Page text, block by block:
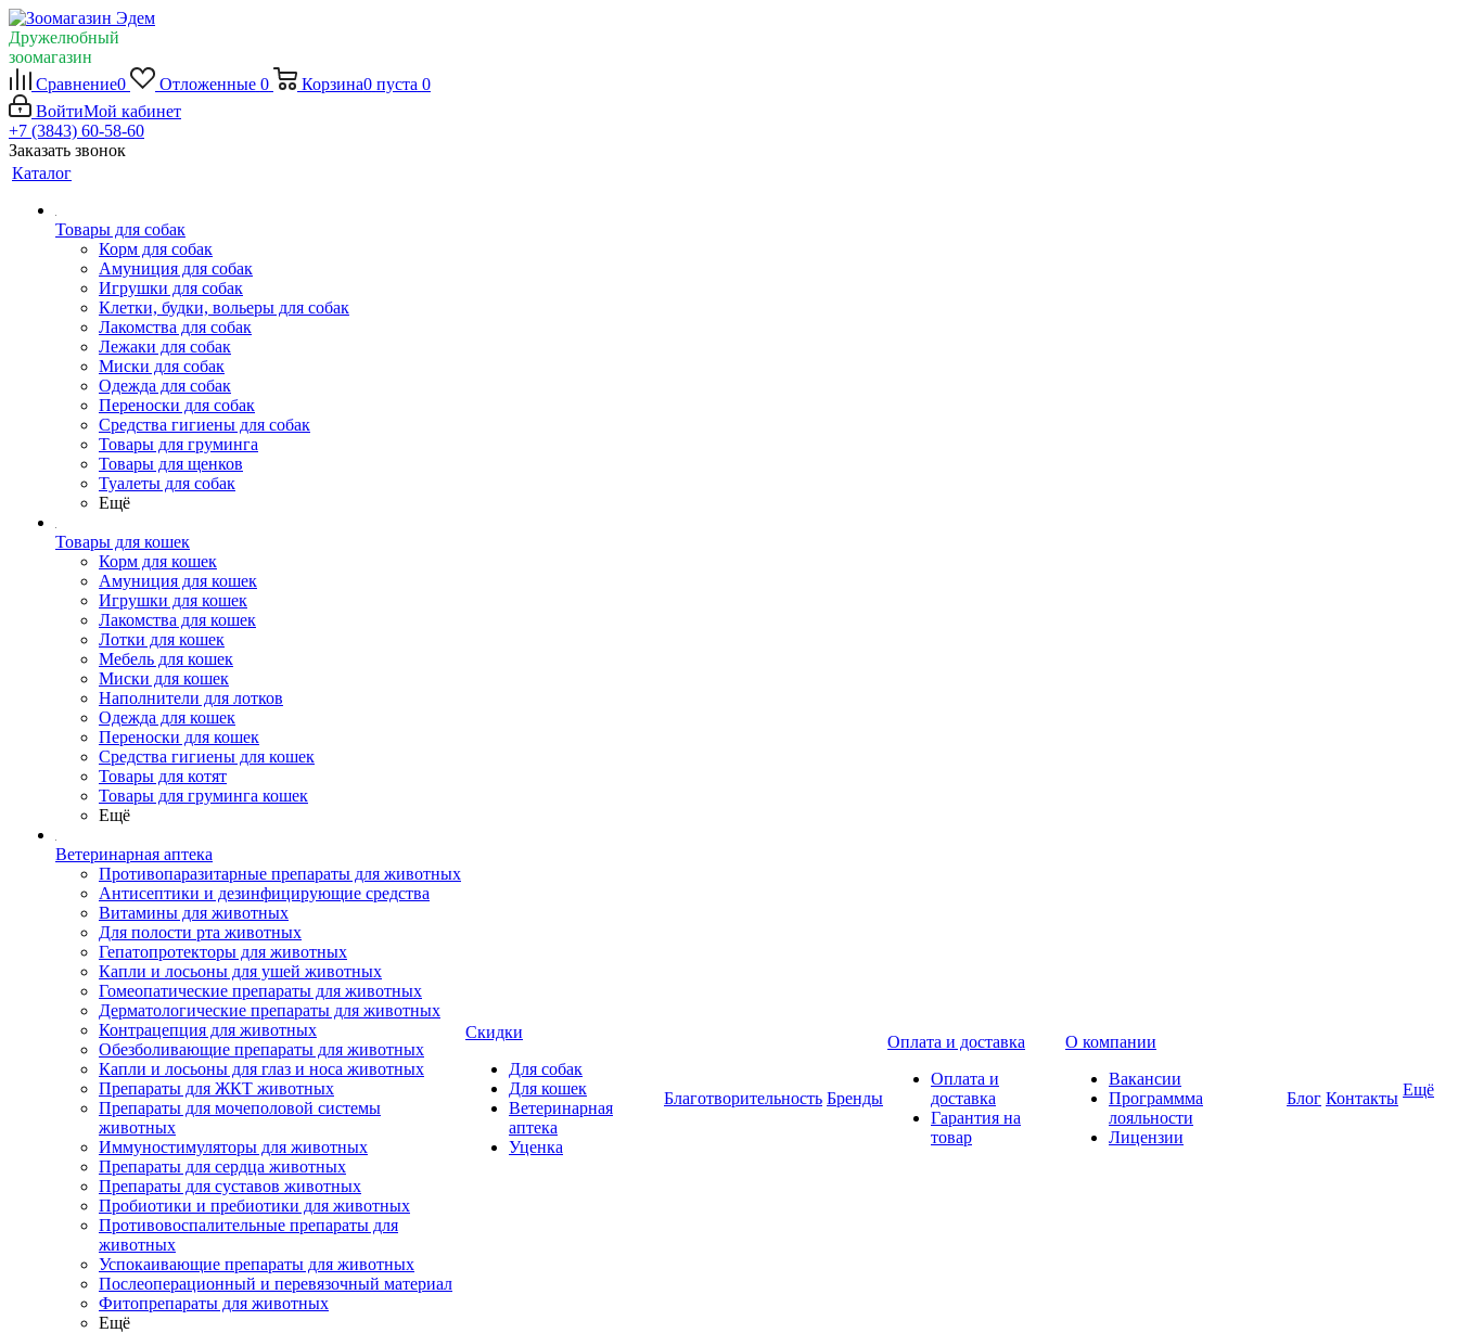
Дружелюбный
зоомагазин
Сравнение0 Отложенные 0 Корзина0 пуста 0
ВойтиМой кабинет
+7 (3843) 60-58-60
Заказать звонок
Каталог
Товары для собак
Корм для собак
Амуниция для собак
Игрушки для собак
Клетки, будки, вольеры для собак
Лакомства для собак
Лежаки для собак
Миски для собак
Одежда для собак
Переноски для собак
Средства гигиены для собак
Товары для груминга
Товары для щенков
Туалеты для собак
Ещё
Товары для кошек
Корм для кошек
Амуниция для кошек
Игрушки для кошек
Лакомства для кошек
Лотки для кошек
Мебель для кошек
Миски для кошек
Наполнители для лотков
Одежда для кошек
Переноски для кошек
Средства гигиены для кошек
Товары для котят
Товары для груминга кошек
Ещё
Ветеринарная аптека
Противопаразитарные препараты для животных
Антисептики и дезинфицирующие средства
Витамины для животных
Для полости рта животных
Гепатопротекторы для животных
Капли и лосьоны для ушей животных
Гомеопатические препараты для животных
Дерматологические препараты для животных
Контрацепция для животных
Обезболивающие препараты для животных
Капли и лосьоны для глаз и носа животных
Препараты для ЖКТ животных
Препараты для мочеполовой системы
животных
Иммуностимуляторы для животных
Препараты для сердца животных
Препараты для суставов животных
Пробиотики и пребиотики для животных
Противовоспалительные препараты для
животных
Успокаивающие препараты для животных
Послеоперационный и перевязочный материал
Фитопрепараты для животных
Ещё
Скидки
Для собак
Для кошек
Ветеринарная
аптека
Уценка
Благотворительность Бренды
Оплата и доставка
Оплата и
доставка
Гарантия на
товар
О компании
Вакансии
Программма
лояльности
Лицензии
Блог Контакты Ещё